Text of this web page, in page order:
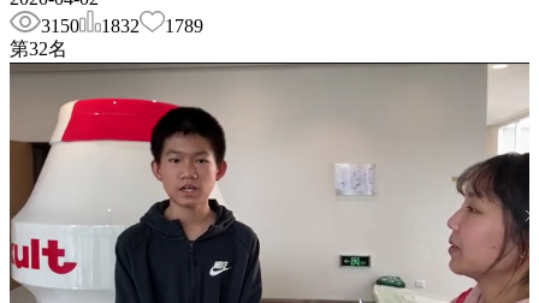
3150
1832
1789
第32名